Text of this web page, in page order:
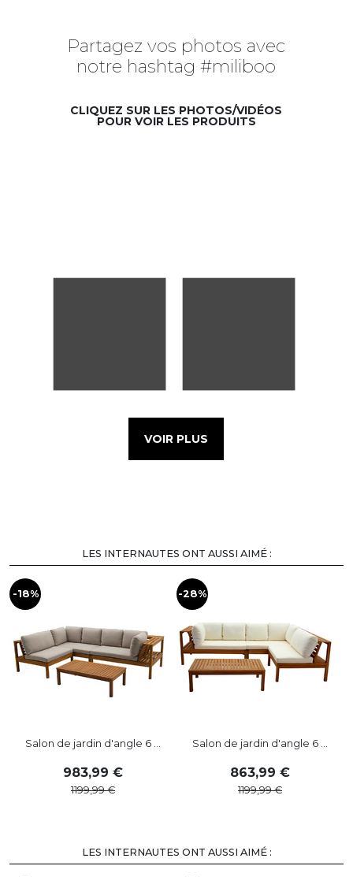
Partagez vos photos avec
notre hashtag #miliboo
CLIQUEZ SUR LES PHOTOS/VIDÉOS
POUR VOIR LES PRODUITS
VOIR PLUS
LES INTERNAUTES ONT AUSSI AIMÉ :
-18%
Salon de jardin d'angle 6 ...
983,99
1199,99
-28%
Salon de jardin d'angle 6 ...
863,99
1199,99
LES INTERNAUTES ONT AUSSI AIMÉ :